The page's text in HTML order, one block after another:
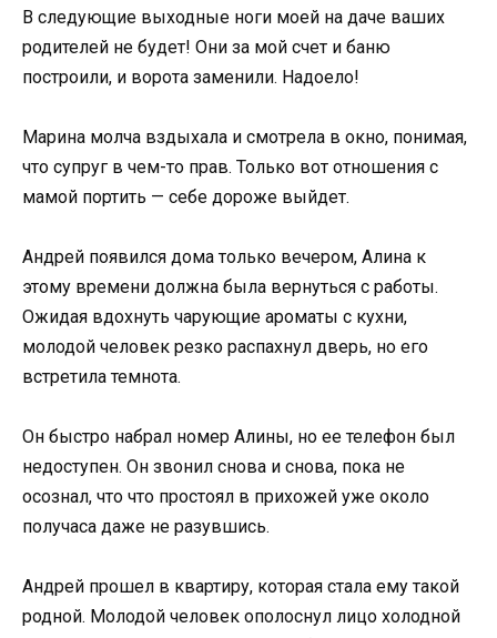
В следующие выходные ноги моей на даче ваших
родителей не будет! Они за мой счет и баню
построили, и ворота заменили. Надоело!
Марина молча вздыхала и смотрела в окно, понимая,
что супруг в чем-то прав. Только вот отношения с
мамой портить — себе дороже выйдет.
Андрей появился дома только вечером, Алина к
этому времени должна была вернуться с работы.
Ожидая вдохнуть чарующие ароматы с кухни,
молодой человек резко распахнул дверь, но его
встретила темнота.
Он быстро набрал номер Алины, но ее телефон был
недоступен. Он звонил снова и снова, пока не
осознал, что что простоял в прихожей уже около
получаса даже не разувшись.
Андрей прошел в квартиру, которая стала ему такой
родной. Молодой человек ополоснул лицо холодной